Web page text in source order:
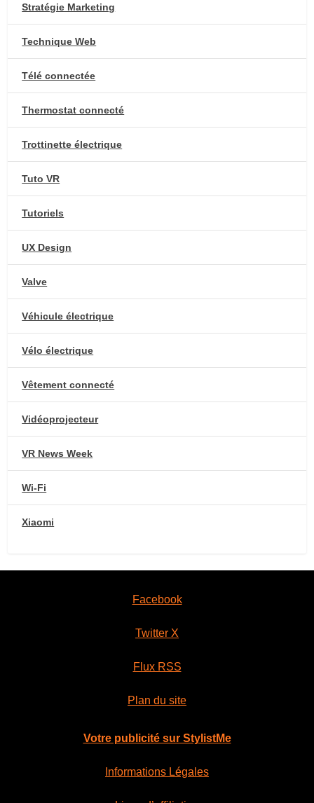
Stratégie Marketing
Technique Web
Télé connectée
Thermostat connecté
Trottinette électrique
Tuto VR
Tutoriels
UX Design
Valve
Véhicule électrique
Vélo électrique
Vêtement connecté
Vidéoprojecteur
VR News Week
Wi-Fi
Xiaomi
Facebook
Twitter X
Flux RSS
Plan du site
Votre publicité sur StylistMe
Informations Légales